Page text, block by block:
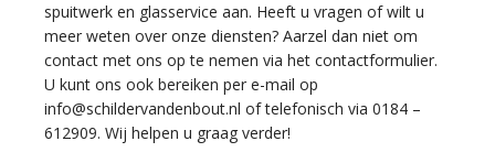
spuitwerk en glasservice aan. Heeft u vragen of wilt u
meer weten over onze diensten? Aarzel dan niet om
contact met ons op te nemen via het contactformulier.
U kunt ons ook bereiken per e-mail op
info@schildervandenbout.nl of telefonisch via 0184 –
612909. Wij helpen u graag verder!